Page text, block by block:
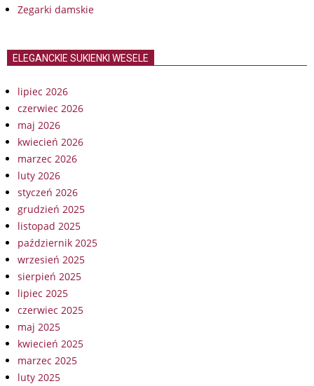
Zegarki damskie
ELEGANCKIE SUKIENKI WESELE
lipiec 2026
czerwiec 2026
maj 2026
kwiecień 2026
marzec 2026
luty 2026
styczeń 2026
grudzień 2025
listopad 2025
październik 2025
wrzesień 2025
sierpień 2025
lipiec 2025
czerwiec 2025
maj 2025
kwiecień 2025
marzec 2025
luty 2025